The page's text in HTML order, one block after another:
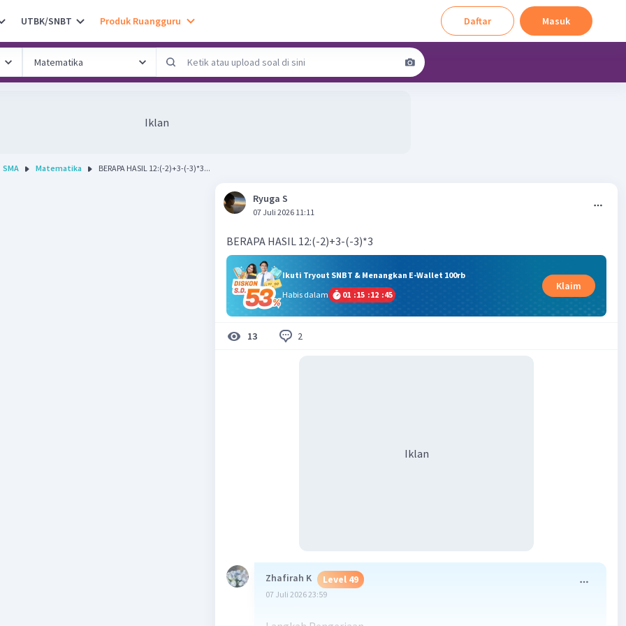
UTBK/SNBT Produk Ruangguru Daftar Masuk
Iklan
SMA Matematika BERAPA HASIL 12:(-2)+3-(-3)*3...
Ryuga S
07 Juli 2026 11:11
BERAPA HASIL 12:(-2)+3-(-3)*3
Ikuti Tryout SNBT & Menangkan E-Wallet 100rb
Habis dalam
01 :15 :12 :45
Klaim
13 2
Iklan
Zhafirah K Level 49
07 Juli 2026 23:59